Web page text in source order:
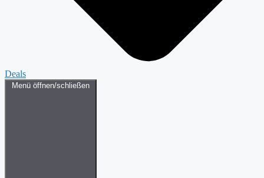
Deals
Menü öffnen/schließen